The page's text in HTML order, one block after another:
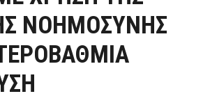
ΝΟΗΜΟΣΎΝΗΣ